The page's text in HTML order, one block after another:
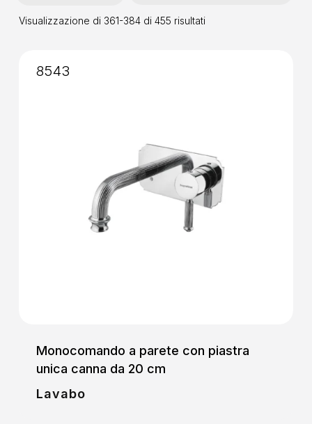
Visualizzazione di 361-384 di 455 risultatiOrdina
Monocomando a parete con piastra
unica canna da 20 cm
Lavabo
8543